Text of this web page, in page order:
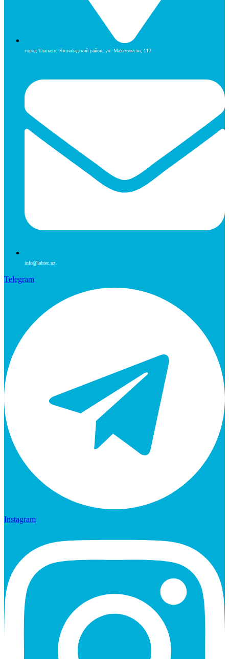
город Ташкент, Яшнабадский район, ул. Махтумкули, 112
info@labtec.uz
Telegram
Instagram